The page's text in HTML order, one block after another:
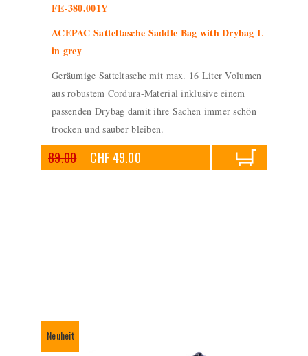
FE-380.001Y
ACEPAC Satteltasche Saddle Bag with Drybag L
in grey
Geräumige Satteltasche mit max. 16 Liter Volumen
aus robustem Cordura-Material inklusive einem
passenden Drybag damit ihre Sachen immer schön
trocken und sauber bleiben.
89.00 CHF 49.00
Neuheit